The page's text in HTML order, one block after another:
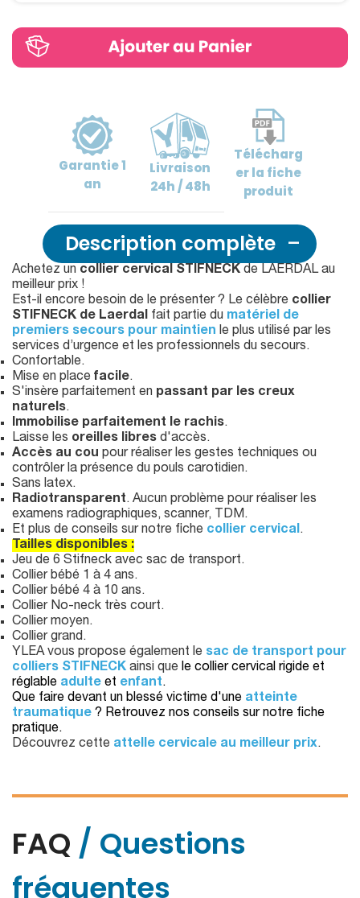
Garantie1
an
Livraison
24h / 48h
Télécharg
erla fiche
produit
Description complète
Achetez un collier cervical STIFNECK de LAERDAL au
meilleur prix !
Est-il encore besoin de le présenter ? Le célèbre collier
STIFNECK de Laerdal fait partie du matériel de
premiers secours pour maintien le plus utilisé par les
services d’urgence et les professionnels du secours.
Confortable.
Mise en place facile.
S'insère parfaitement en passant par les creux
naturels.
Immobilise parfaitement le rachis.
Laisse les oreilles libres d'accès.
Accès au cou pour réaliser les gestes techniques ou
contrôler la présence du pouls carotidien.
Sans latex.
Radiotransparent. Aucun problème pour réaliser les
examens radiographiques, scanner, TDM.
Et plus de conseils sur notre fiche collier cervical.
Tailles disponibles :
Jeu de 6 Stifneck avec sac de transport.
Collier bébé 1 à 4 ans.
Collier bébé 4 à 10 ans.
Collier No-neck très court.
Collier moyen.
Collier grand.
YLEA vous propose également le sac de transport pour
colliers STIFNECK ainsi que le collier cervical rigide et
réglable adulte et enfant.
Que faire devant un blessé victime d'une atteinte
traumatique ? Retrouvez nos conseils sur notre fiche
pratique.
Découvrez cette attelle cervicale au meilleur prix.
FAQ / Questions
fréquentes